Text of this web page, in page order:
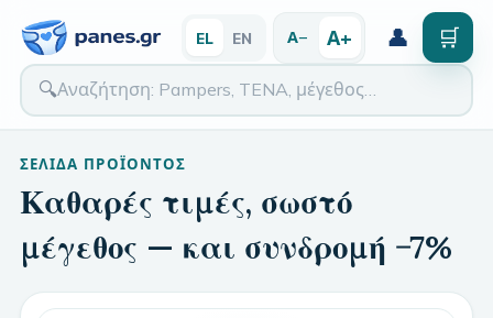
🔍
EL EN Α− Α+ 👤 🛒
ΣΕΛΊΔΑ ΠΡΟΪΌΝΤΟΣ
Καθαρές τιμές, σωστό
μέγεθος — και συνδρομή −7%